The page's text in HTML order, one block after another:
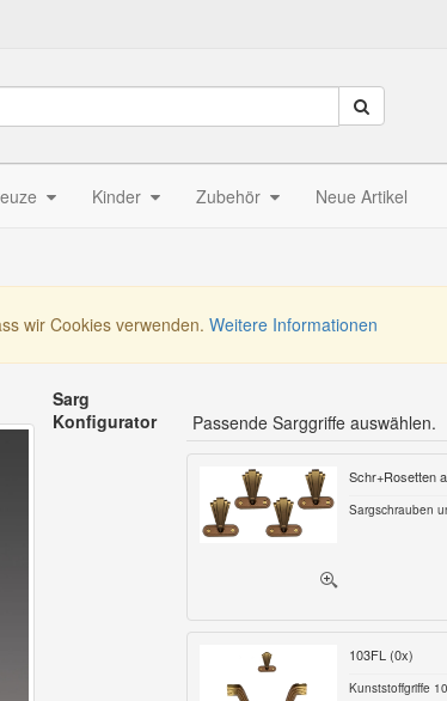
Kinder Zubehör Neue Artikel
wir Cookies verwenden. Weitere Informationen
Sarg
Konfigurator
Passende Sarggriffe auswählen.
Schr+Rosetten
Sargschrauben
103FL (0x)
Kunststoffgriffe